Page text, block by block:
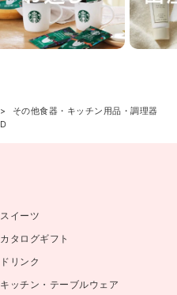
その他食器・キッチン用品・調理器
スイーツ
カタログギフト
ドリンク
キッチン・テーブルウェア